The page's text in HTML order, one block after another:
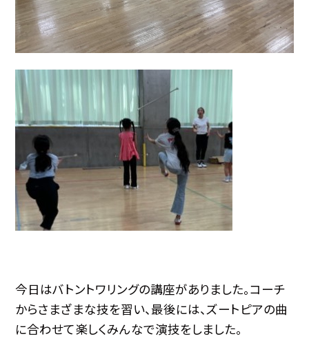
今日はバトントワリングの講座がありました。コーチ
からさまざまな技を習い、最後には、ズートピアの曲
に合わせて楽しくみんなで演技をしました。